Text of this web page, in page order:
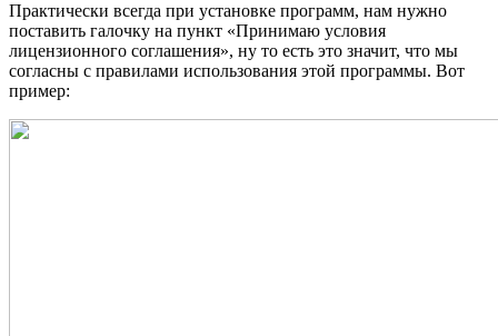
Практически всегда при установке программ, нам нужно
поставить галочку на пункт «Принимаю условия
лицензионного соглашения», ну то есть это значит, что мы
согласны с правилами использования этой программы. Вот
пример: